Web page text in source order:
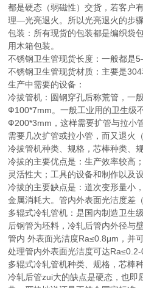
都是硬态（弱磁性）交货，若客户
理—光亮退火。所以光亮退火的步骤
包装：所有现货的包装都是编织袋
用木箱包装。
不锈钢卫生管现货长度：一般都是
不锈钢卫生管现货材质：主要是
生产中需要的设备：
冷拔管机：圆钢穿孔后称荒管，一
Ф100*7mm。一般工业用的卫生级
Ф200*3mm，这样需要扩管与拉小
需要几次扩管或拉小管，而又退火
冷拔管机种类、规格，芯棒种类、
冷拔的主要优点是：生产效率较高
灵活性大；工具的设备和制作以及
冷拔的主要缺点是：道次变形量小
金属消耗大。管内外表面光洁度差
多辊式冷轧管机：是国内制造卫生
后钢管为坯料，冷轧后管内外径与
管内 外表面光洁度Ra≤0.8μm，并
处理管内外表面光洁度可达Ra≤0.2-
多辊式冷轧管机种类、规格，芯棒
冷轧后管zui大的缺点是硬态，也即